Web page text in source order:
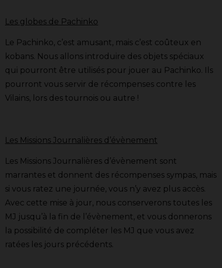
Les globes de Pachinko
Le Pachinko, c’est amusant, mais c’est coûteux en
kobans. Nous allons introduire des objets spéciaux
qui pourront être utilisés pour jouer au Pachinko. Ils
pourront vous servir de récompenses contre les
Vilains, lors des tournois ou autre !
Les Missions Journalières d’évènement
Les Missions Journalières d’évènement sont
marrantes et donnent des récompenses sympas, mais
si vous ratez une journée, vous n’y avez plus accès.
Avec cette mise à jour, nous conserverons toutes les
MJ jusqu’à la fin de l’évènement, et vous donnerons
la possibilité de compléter les MJ que vous avez
ratées les jours précédents.